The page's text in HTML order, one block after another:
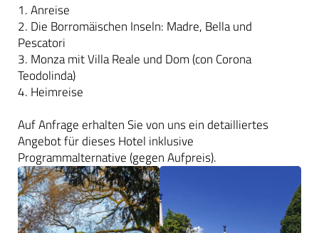
1. Anreise
2. Die Borromäischen Inseln: Madre, Bella und
Pescatori
3. Monza mit Villa Reale und Dom (con Corona
Teodolinda)
4. Heimreise
Auf Anfrage erhalten Sie von uns ein detailliertes
Angebot für dieses Hotel inklusive
Programmalternative (gegen Aufpreis).